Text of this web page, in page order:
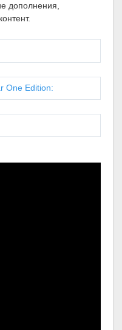
дополнения,
One Edition: